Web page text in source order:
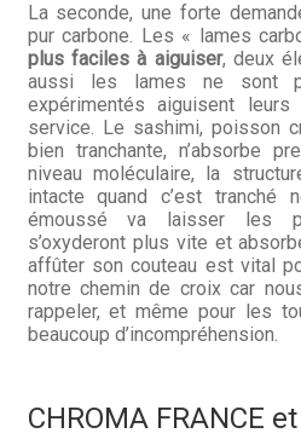
La seconde, une forte
pur carbone. Les « lames
plus faciles à aiguiser, deux
aussi les lames ne sont
expérimentés aiguisent leurs
service. Le sashimi, poisson
bien tranchante, n’absorbe
niveau moléculaire, la
intacte quand c’est tranché
émoussé va laisser les
s’oxyderont plus vite et
affûter son couteau est vital
notre chemin de croix car
rappeler, et même pour les
beaucoup d’incompréhension.
CHROMA FRANCE